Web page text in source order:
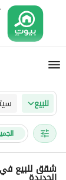
للبيع
شقق للبيع في